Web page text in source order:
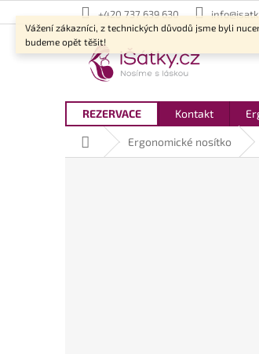
na
obsah
Vážení zákazníci, z technických důvodů jsme byli
budeme opět těšit!
+420 737 639 630
REZERVACE Kontakt
Domů Ergonomické nosítko